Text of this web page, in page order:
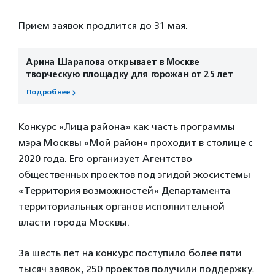
Прием заявок продлится до 31 мая.
Арина Шарапова открывает в Москве
творческую площадку для горожан от 25 лет
Подробнее
Конкурс «Лица района» как часть программы
мэра Москвы «Мой район» проходит в столице с
2020 года. Его организует Агентство
общественных проектов под эгидой экосистемы
«Территория возможностей» Департамента
территориальных органов исполнительной
власти города Москвы.
За шесть лет на конкурс поступило более пяти
тысяч заявок, 250 проектов получили поддержку.